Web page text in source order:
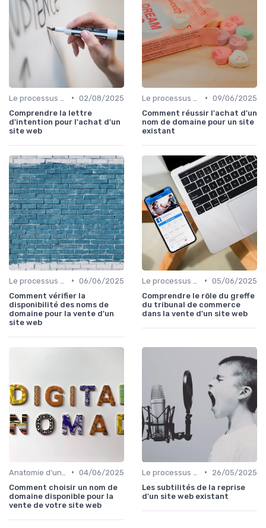
• 02/08/2025
Comprendre la lettre
d'intention pour l'achat d'un
site web
• 09/06/2025
Comment réussir l'achat d'un
nom de domaine pour un site
existant
• 06/06/2025
Comment vérifier la
disponibilité des noms de
domaine pour la vente d'un
site web
• 05/06/2025
Comprendre le rôle du greffe
du tribunal de commerce
dans la vente d'un site web
• 04/06/2025
Comment choisir un nom de
domaine disponible pour la
vente de votre site web
•
26/05/2025
Les subtilités de la reprise
d'un site web existant